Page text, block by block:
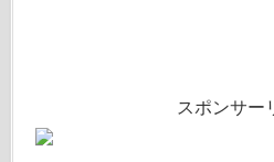
スポンサー